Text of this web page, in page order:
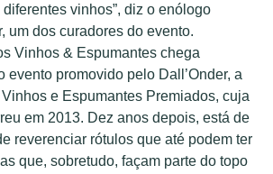
vinhos”, diz o enólogo
um dos curadores do evento.
Vinhos & Espumantes chega
evento promovido pelo Dall’Onder, a
e Espumantes Premiados, cuja
em 2013. Dez anos depois, está de
reverenciar rótulos que até podem ter
que, sobretudo, façam parte do topo